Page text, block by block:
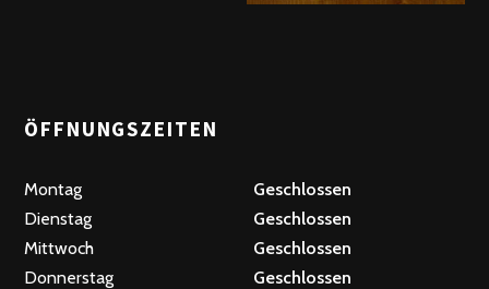
ÖFFNUNGSZEITEN
Montag
Geschlossen
Dienstag
Geschlossen
Mittwoch
Geschlossen
Donnerstag
Geschlossen